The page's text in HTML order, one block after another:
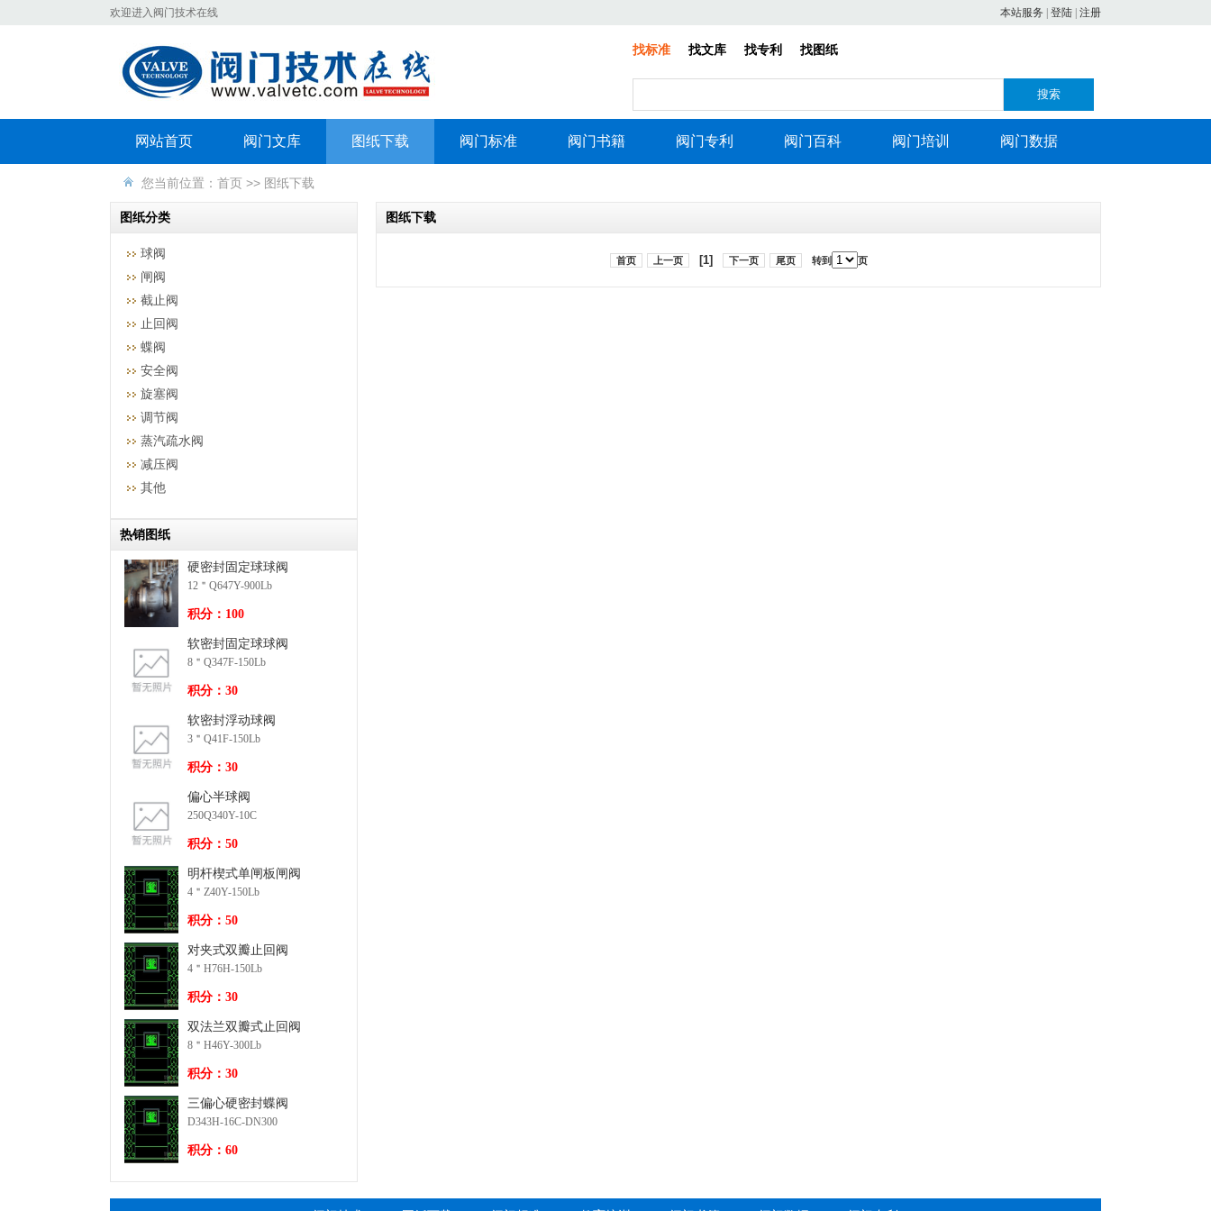
欢迎进入阀门技术在线 本站服务 登陆 注册
找标准 找文库 找专利 找图纸
搜索
网站首页 阀门文库 图纸下载 阀门标准 阀门书籍 阀门专利 阀门百科 阀门培训 阀门数据
您当前位置： 首页 >> 图纸下载
图纸分类
球阀
闸阀
截止阀
止回阀
蝶阀
安全阀
旋塞阀
调节阀
蒸汽疏水阀
减压阀
其他
热销图纸
硬密封固定球球阀
12＂Q647Y-900Lb
积分：100
软密封固定球球阀
8＂Q347F-150Lb
积分：30
软密封浮动球阀
3＂Q41F-150Lb
积分：30
偏心半球阀
250Q340Y-10C
积分：50
明杆楔式单闸板闸阀
4＂Z40Y-150Lb
积分：50
对夹式双瓣止回阀
4＂H76H-150Lb
积分：30
双法兰双瓣式止回阀
8＂H46Y-300Lb
积分：30
三偏心硬密封蝶阀
D343H-16C-DN300
积分：60
图纸下载
首页 上一页 [1] 下一页 尾页 转到 页